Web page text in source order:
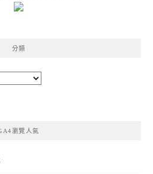
分類
瀏覽人氣